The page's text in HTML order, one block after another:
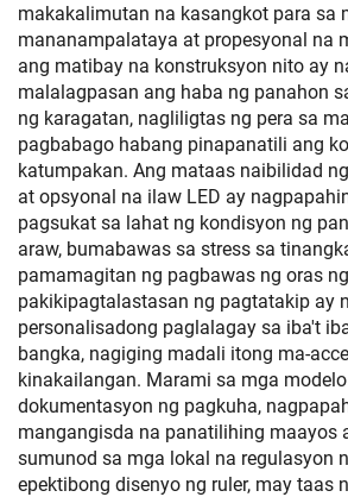
makakalimutan na kasangkot para sa
mananampalataya at propesyonal na
ang matibay na konstruksyon nito ay
malalagpasan ang haba ng panahon
ng karagatan, nagliligtas ng pera sa
pagbabago habang pinapanatili ang
katumpakan. Ang mataas naibilidad
at opsyonal na ilaw LED ay
pagsukat sa lahat ng kondisyon ng
araw, bumabawas sa stress sa
pamamagitan ng pagbawas ng oras
pakikipagtalastasan ng pagtatakip ay
personalisadong paglalagay sa iba't
bangka, nagiging madali itong ma-
kinakailangan. Marami sa mga
dokumentasyon ng pagkuha,
mangangisda na panatilihing maayos
sumunod sa mga lokal na regulasyon
epektibong disenyo ng ruler, may taas